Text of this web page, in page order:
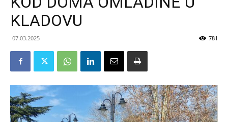
KLADOVU
07.03.2025 781